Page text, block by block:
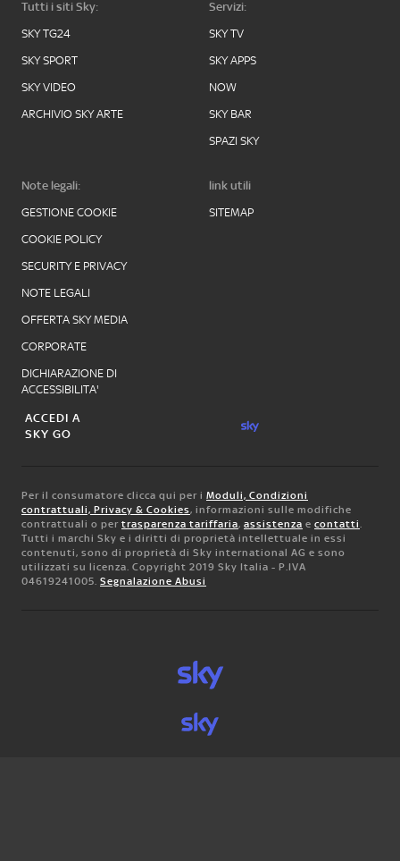
Tutti i siti Sky:
SKY TG24
SKY SPORT
SKY VIDEO
ARCHIVIO SKY ARTE
Servizi:
SKY TV
SKY APPS
NOW
SKY BAR
SPAZI SKY
Note legali:
GESTIONE COOKIE
COOKIE POLICY
SECURITY E PRIVACY
NOTE LEGALI
OFFERTA SKY MEDIA
CORPORATE
DICHIARAZIONE DI
ACCESSIBILITA'
link utili
SITEMAP
ACCEDI A
SKY GO
Per il consumatore clicca qui per i Moduli, Condizioni
contrattuali, Privacy & Cookies, informazioni sulle modifiche
contrattuali o per trasparenza tariffaria, assistenza e contatti.
Tutti i marchi Sky e i diritti di proprietà intellettuale in essi
contenuti, sono di proprietà di Sky international AG e sono
utilizzati su licenza. Copyright 2019 Sky Italia - P.IVA
04619241005. Segnalazione Abusi